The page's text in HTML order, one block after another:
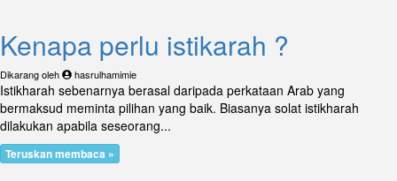
Kenapa perlu istikarah ?
Dikarang oleh hasrulhamimie
Istikharah sebenarnya berasal daripada perkataan Arab yang
bermaksud meminta pilihan yang baik. Biasanya solat istikharah
dilakukan apabila seseorang...
Teruskan membaca »